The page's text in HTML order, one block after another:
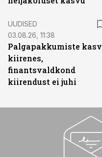
UUDISED
03.08.26, 11:38
Palgapakkumiste kasv
kiirenes,
finantsvaldkond
kiirendust ei juhi